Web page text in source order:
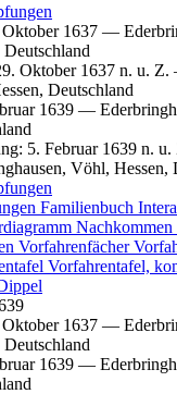
Oktober 1637 —
Deutschland
Oktober 1637 n. u. Z.
Deutschland
1639 —
: 5. Februar 1639 n. u.
Vöhl, Hessen,
Familienbuch
Nachkommen
Vorfahrenfächer
Vorfahrentafel,
Oktober 1637 —
Deutschland
1639 —